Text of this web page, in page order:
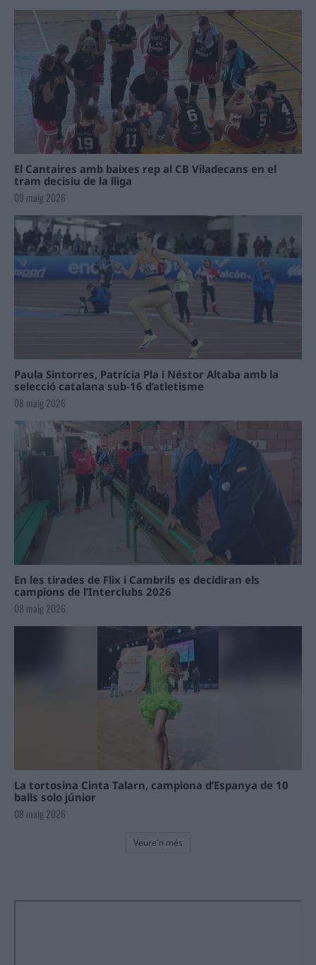
El Cantaires amb baixes rep al CB Viladecans en el
tram decisiu de la lliga
09 maig 2026
Paula Sintorres, Patrícia Pla i Néstor Altaba amb la
selecció catalana sub-16 d’atletisme
08 maig 2026
En les tirades de Flix i Cambrils es decidiran els
campions de l’Interclubs 2026
08 maig 2026
La tortosina Cinta Talarn, campiona d’Espanya de 10
balls solo júnior
08 maig 2026
Veure'n més